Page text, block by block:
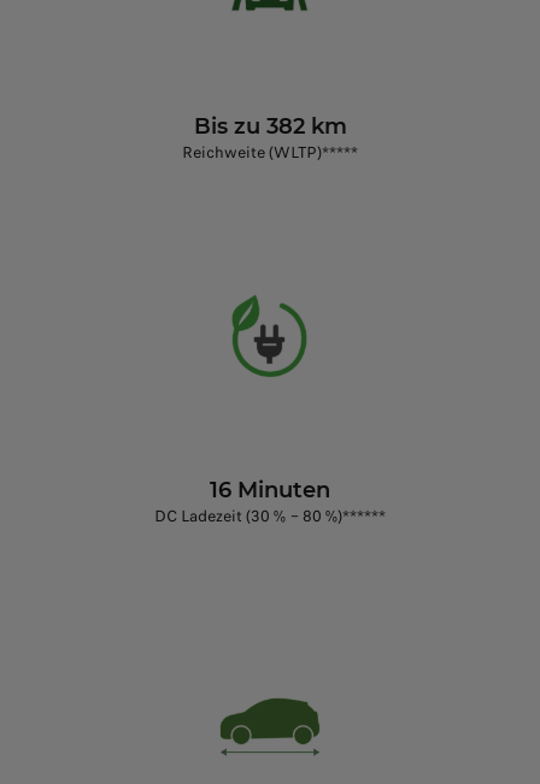
Bis zu 382 km
Reichweite (WLTP)*****
16 Minuten
DC Ladezeit (30 % – 80 %)******